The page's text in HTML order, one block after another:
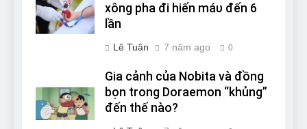
xông pha đi hiến máυ đến 6
lần
Lê Tuân 7 năm ago 0
Gia cảnh của Nobita và đồng
bọn trong Doraemon “khủng”
đến thế nào?